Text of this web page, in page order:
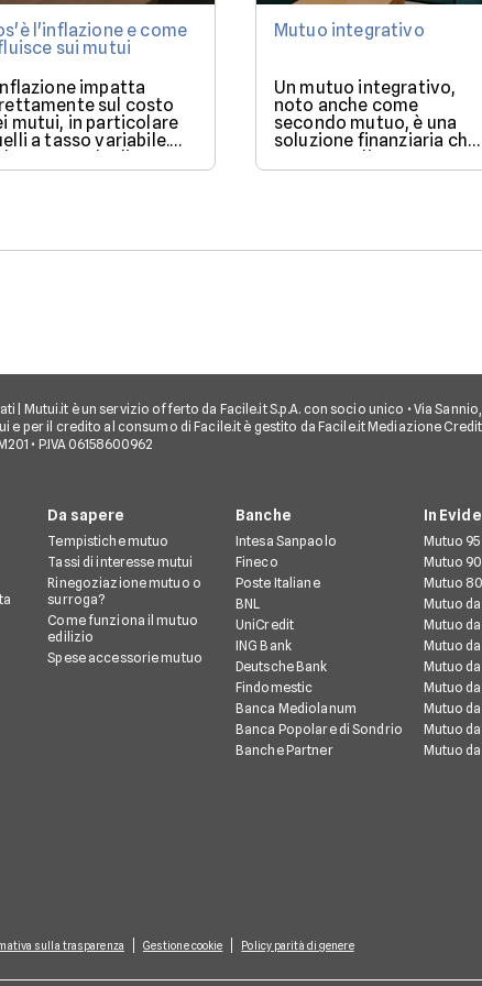
l'inflazione e come
sui mutui
impatta
sul costo
mutui, in particolare
a tasso variabile.
2025, con la discesa
tassi BCE, il mercato
casa.
Mutuo integrativo
Un mutuo integrativo,
noto anche come
secondo mutuo, è una
soluzione finanziaria che
consente di ottenere
ulteriore liquidità
| Mutui.it è un servizio offerto da Facile.it S.p.A. con socio unico • Via Sannio,
e per il credito al consumo di Facile.it è gestito da Facile.it Mediazione
• P.IVA 06158600962
Da sapere
Tempistiche mutuo
Tassi di interesse mutui
Rinegoziazione mutuo o
surroga?
Come funziona il mutuo
edilizio
Spese accessorie mutuo
Banche
Intesa Sanpaolo
Fineco
Poste Italiane
BNL
UniCredit
ING Bank
Deutsche Bank
Findomestic
Banca Mediolanum
Banca Popolare di Sondrio
Banche Partner
In
Mutuo
Mutuo
Mutuo
Mutuo
Mutuo
Mutuo
Mutuo
Mutuo
Mutuo
Mutuo
Mutuo
sulla trasparenza Gestione cookie Policy parità di genere